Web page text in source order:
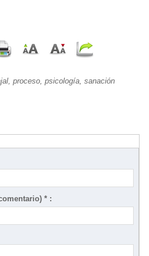
proceso psicología sanación
* :